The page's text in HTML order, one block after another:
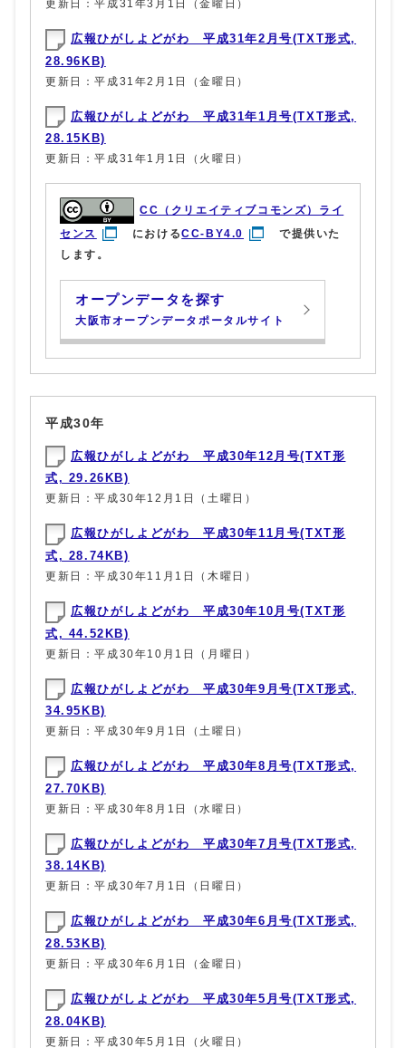
更新日：平成31年3月1日（金曜日）
広報ひがしよどがわ 平成31年2月号(TXT形式,
28.96KB)
更新日：平成31年2月1日（金曜日）
広報ひがしよどがわ 平成31年1月号(TXT形式,
28.15KB)
更新日：平成31年1月1日（火曜日）
CC（クリエイティブコモンズ）ライ
センス
におけるCC-BY4.0
で提供いた
します。
オープンデータを探す
大阪市オープンデータポータルサイト
平成30年
広報ひがしよどがわ 平成30年12月号(TXT形
式, 29.26KB)
更新日：平成30年12月1日（土曜日）
広報ひがしよどがわ 平成30年11月号(TXT形
式, 28.74KB)
更新日：平成30年11月1日（木曜日）
広報ひがしよどがわ 平成30年10月号(TXT形
式, 44.52KB)
更新日：平成30年10月1日（月曜日）
広報ひがしよどがわ 平成30年9月号(TXT形式,
34.95KB)
更新日：平成30年9月1日（土曜日）
広報ひがしよどがわ 平成30年8月号(TXT形式,
27.70KB)
更新日：平成30年8月1日（水曜日）
広報ひがしよどがわ 平成30年7月号(TXT形式,
38.14KB)
更新日：平成30年7月1日（日曜日）
広報ひがしよどがわ 平成30年6月号(TXT形式,
28.53KB)
更新日：平成30年6月1日（金曜日）
広報ひがしよどがわ 平成30年5月号(TXT形式,
28.04KB)
更新日：平成30年5月1日（火曜日）